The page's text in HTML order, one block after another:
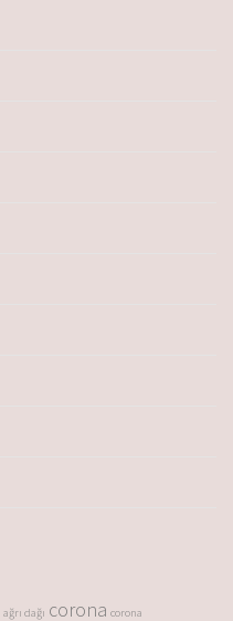
ağrı dağı corona corona